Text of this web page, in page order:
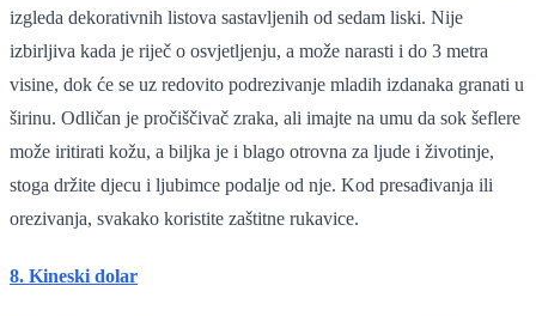
izgleda dekorativnih listova sastavljenih od sedam liski. Nije
izbirljiva kada je riječ o osvjetljenju, a može narasti i do 3 metra
visine, dok će se uz redovito podrezivanje mladih izdanaka granati u
širinu. Odličan je pročiščivač zraka, ali imajte na umu da sok šeflere
može iritirati kožu, a biljka je i blago otrovna za ljude i životinje,
stoga držite djecu i ljubimce podalje od nje. Kod presađivanja ili
orezivanja, svakako koristite zaštitne rukavice.
8. Kineski dolar